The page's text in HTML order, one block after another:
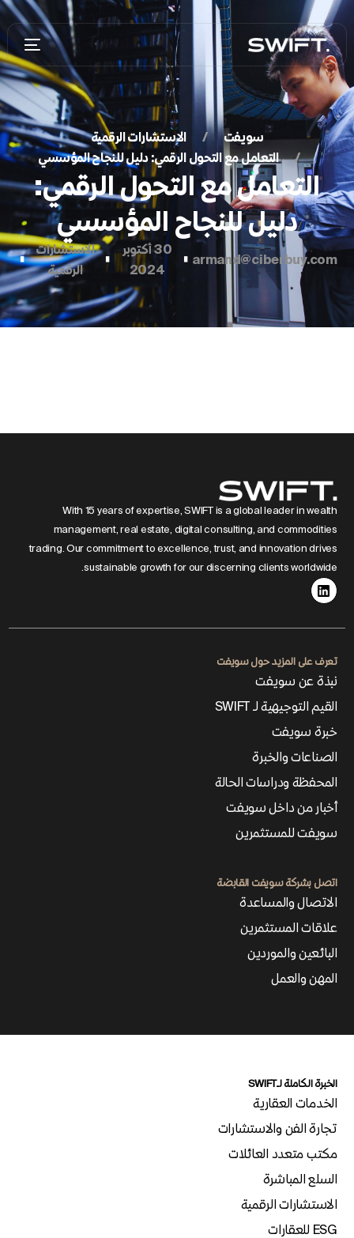
سويفت
الاستشارات الرقمية
التعامل مع التحول الرقمي: دليل للنجاح المؤسسي
التعامل مع التحول الرقمي:
دليل للنجاح المؤسسي
armand@ciberbuy.com
30 أكتوبر
2024
الاستشارات
الرقمية
▉
With 15 years of expertise, SWIFT is a global leader in wealth
management, real estate, digital consulting, and commodities
trading. Our commitment to excellence, trust, and innovation drives
sustainable growth for our discerning clients worldwide.
تعرف على المزيد حول سويفت
نبذة عن سويفت
القيم التوجيهية لـ SWIFT
خبرة سويفت
الصناعات والخبرة
المحفظة ودراسات الحالة
أخبار من داخل سويفت
سويفت للمستثمرين
اتصل بشركة سويفت القابضة
الاتصال والمساعدة
علاقات المستثمرين
البائعين والموردين
المهن والعمل
الخبرة الكاملة لـSWIFT
الخدمات العقارية
تجارة الفن والاستشارات
مكتب متعدد العائلات
السلع المباشرة
الاستشارات الرقمية
ESG للعقارات